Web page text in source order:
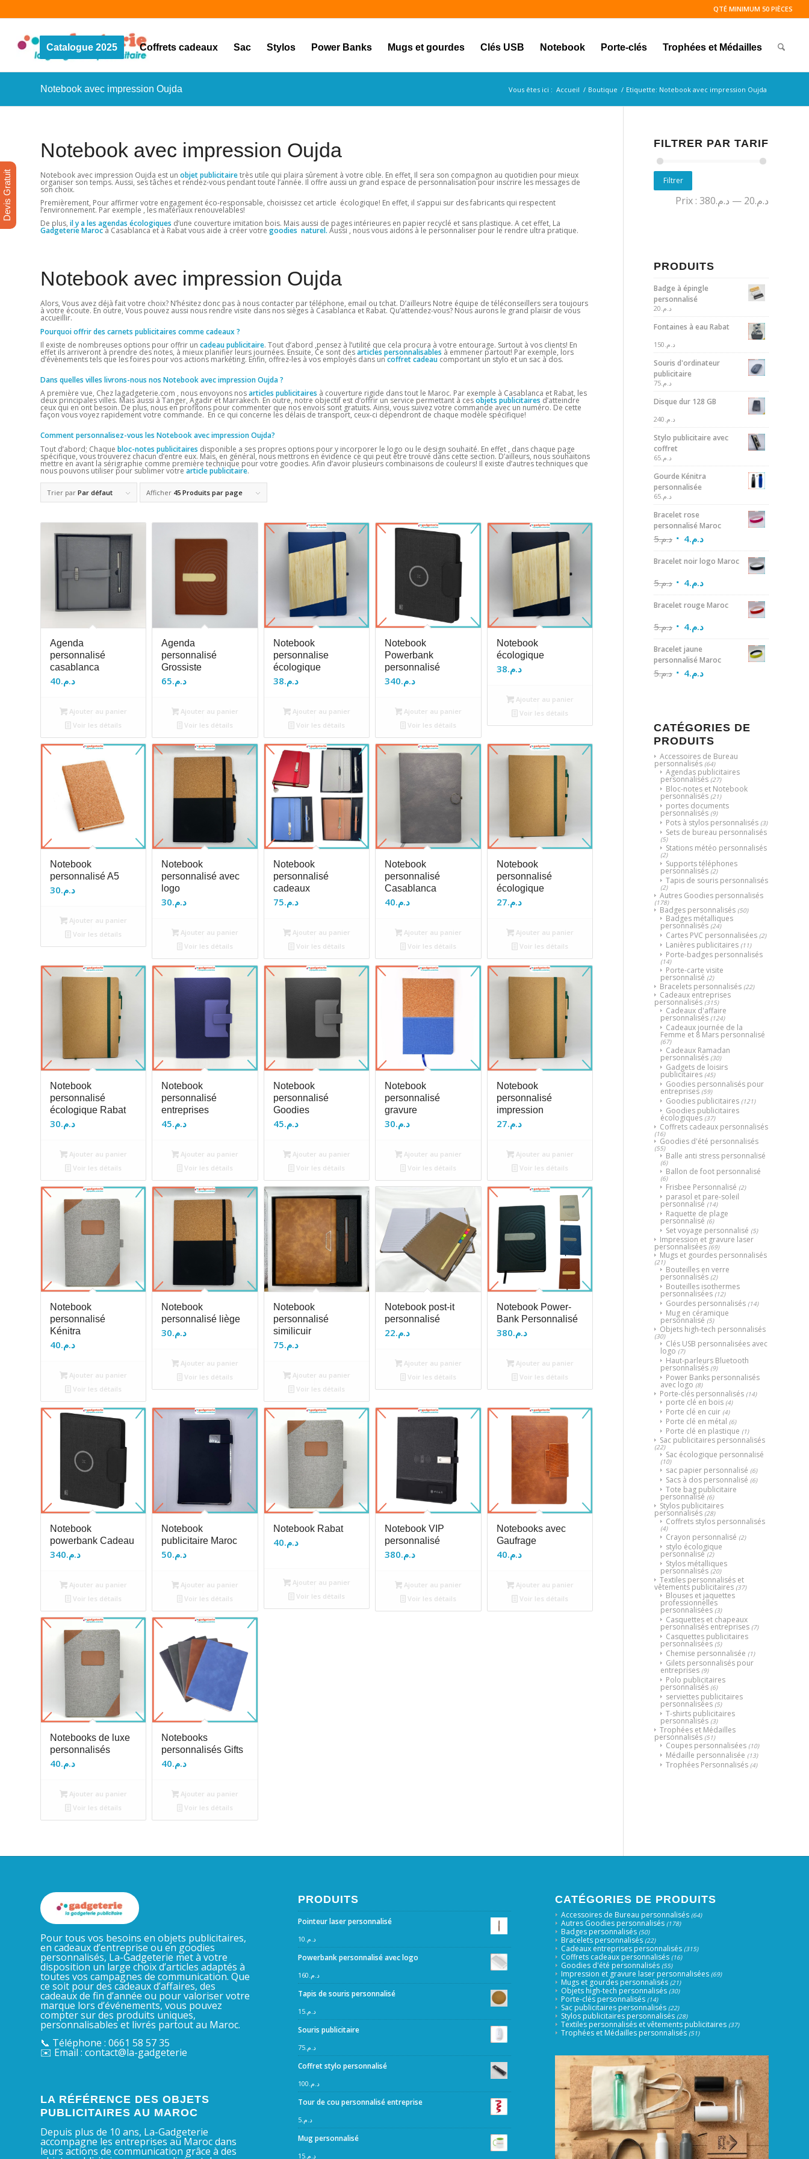
QTÉ MINIMUM 50 PIÈCES
Catalogue 2025 Coffrets cadeaux Sac Stylos Power Banks Mugs et gourdes Clés USB Notebook Porte-clés Trophées et Médailles
Notebook avec impression Oujda Vous êtes ici : Accueil / Boutique / Etiquette: Notebook avec impression Oujda
Notebook avec impression Oujda
Notebook avec impression Oujda est un objet publicitairetrès utile qui plaira sûrement à votre cible. En effet, Il sera son compagnon au quotidien pour mieux
organiser son temps. Aussi, ses tâches et rendez-vous pendant toute l’année. Il offre aussi un grand espace de personnalisation pour inscrire les messages de
son choix.
Premièrement, Pour affirmer votre engagement éco-responsable, choisissez cet article écologique! En effet, il s’appui sur des fabricants qui respectent
l’environnement. Par exemple , les matériaux renouvelables!
De plus, il y a les agendas écologiques d’une couverture imitation bois. Mais aussi de pages intérieures en papier recyclé et sans plastique. A cet effet, La
Gadgeterie Marocà Casablanca et à Rabat vous aide à créer votre goodies naturel. Aussi , nous vous aidons à le personnaliser pour le rendre ultra pratique.
Notebook avec impression Oujda
Alors, Vous avez déjà fait votre choix? N’hésitez donc pas à nous contacter par téléphone, email ou tchat. D’ailleurs Notre équipe de téléconseillers sera toujours
à votre écoute. En outre, Vous pouvez aussi nous rendre visite dans nos sièges à Casablanca et Rabat. Qu’attendez-vous? Nous aurons le grand plaisir de vous
accueillir.
Pourquoi offrir des carnets publicitaires comme cadeaux ?
Il existe de nombreuses options pour offrir un cadeau publicitaire. Tout d’abord ,pensez à l’utilité que cela procura à votre entourage. Surtout à vos clients! En
effet ils arriveront à prendre des notes, à mieux planifier leurs journées. Ensuite, Ce sont desarticles personnalisables à emmener partout! Par exemple, lors
d’évènements tels que les foires pour vos actions markéting. Enfin, offrez-les à vos employés dans uncoffret cadeau comportant un stylo et un sac à dos.
Dans quelles villes livrons-nous nos Notebook avec impression Oujda?
A première vue, Chez lagadgeterie.com , nous envoyons nosarticles publicitaires à couverture rigide dans tout le Maroc. Par exemple à Casablanca et Rabat, les
deux principales villes. Mais aussi à Tanger, Agadir et Marrakech. En outre, notre objectif est d’offrir un service permettant à cesobjets publicitaires d’atteindre
ceux qui en ont besoin. De plus, nous en profitons pour commenter que nos envois sont gratuits. Ainsi, vous suivez votre commande avec un numéro. De cette
façon vous voyez rapidement votre commande. En ce qui concerne les délais de transport, ceux-ci dépendront de chaque modèle spécifique!
Comment personnalisez-vous les Notebook avec impression Oujda?
Tout d’abord; Chaque bloc-notes publicitaires disponible a ses propres options pour y incorporer le logo ou le design souhaité. En effet , dans chaque page
spécifique, vous trouverez chacun d’entre eux. Mais, en général, nous mettrons en évidence ce qui peut être trouvé dans cette section. D’ailleurs, nous souhaitons
mettre en avant la sérigraphie comme première technique pour votre goodies. Afin d’avoir plusieurs combinaisons de couleurs! Il existe d’autres techniques que
nous pouvons utiliser pour sublimer votre article publicitaire.
Trier par Par défaut Afficher 45 Produits par page
Agenda
personnalisé
casablanca
د.م.40
Ajouter au panier
Voir les détails
Agenda
personnalisé
Grossiste
د.م.65
Ajouter au panier
Voir les détails
Notebook
personnalise
écologique
د.م.38
Ajouter au panier
Voir les détails
Notebook
Powerbank
personnalisé
د.م.340
Ajouter au panier
Voir les détails
Notebook
écologique
د.م.38
Ajouter au panier
Voir les détails
Notebook
personnalisé A5
د.م.30
Ajouter au panier
Voir les détails
Notebook
personnalisé avec
logo
د.م.30
Ajouter au panier
Voir les détails
Notebook
personnalisé
cadeaux
د.م.75
Ajouter au panier
Voir les détails
Notebook
personnalisé
Casablanca
د.م.40
Ajouter au panier
Voir les détails
Notebook
personnalisé
écologique
د.م.27
Ajouter au panier
Voir les détails
Notebook
personnalisé
écologique Rabat
د.م.30
Ajouter au panier
Voir les détails
Notebook
personnalisé
entreprises
د.م.45
Ajouter au panier
Voir les détails
Notebook
personnalisé
Goodies
د.م.45
Ajouter au panier
Voir les détails
Notebook
personnalisé
gravure
د.م.30
Ajouter au panier
Voir les détails
Notebook
personnalisé
impression
د.م.27
Ajouter au panier
Voir les détails
Notebook
personnalisé
Kénitra
د.م.40
Ajouter au panier
Voir les détails
Notebook
personnalisé liège
د.م.30
Ajouter au panier
Voir les détails
Notebook
personnalisé
similicuir
د.م.75
Ajouter au panier
Voir les détails
Notebook post-it
personnalisé
د.م.22
Ajouter au panier
Voir les détails
Notebook Power-
Bank Personnalisé
د.م.380
Ajouter au panier
Voir les détails
Notebook
powerbank Cadeau
د.م.340
Ajouter au panier
Voir les détails
Notebook
publicitaire Maroc
د.م.50
Ajouter au panier
Voir les détails
Notebook Rabat
د.م.40
Ajouter au panier
Voir les détails
Notebook VIP
personnalisé
د.م.380
Ajouter au panier
Voir les détails
Notebooks avec
Gaufrage
د.م.40
Ajouter au panier
Voir les détails
Notebooks de luxe
personnalisés
د.م.40
Ajouter au panier
Voir les détails
Notebooks
personnalisés Gifts
د.م.40
Ajouter au panier
Voir les détails
FILTRER PAR TARIF
Filtrer
Prix : د.م.20 — د.م.380
PRODUITS
Badge à épingle
personnalisé
د.م. 20
Fontaines à eau Rabat
د.م. 150
Souris d'ordinateur
publicitaire
د.م. 75
Disque dur 128 GB
د.م. 240
Stylo publicitaire avec
coffret
د.م. 65
Gourde Kénitra
personnalisée
د.م. 65
Bracelet rose
personnalisé Maroc
د.م.5 د.م.4
Bracelet noir logo Maroc
د.م.5 د.م.4
Bracelet rouge Maroc
د.م.5 د.م.4
Bracelet jaune
personnalisé Maroc
د.م.5 د.م.4
CATÉGORIES DE
PRODUITS
Accessoires de Bureau
personnalisés (64)
Agendas publicitaires
personnalisés (27)
Bloc-notes et Notebook
personnalisés (21)
portes documents
personnalisés (9)
Pots à stylos personnalisés (3)
Sets de bureau personnalisés
(5)
Stations météo personnalisés
(2)
Supports téléphones
personnalisés (2)
Tapis de souris personnalisés
(2)
Autres Goodies personnalisés
(178)
Badges personnalisés (50)
Badges métalliques
personnalisés (24)
Cartes PVC personnalisées (2)
Lanières publicitaires (11)
Porte-badges personnalisés
(14)
Porte-carte visite
personnalisé (2)
Bracelets personnalisés (22)
Cadeaux entreprises
personnalisés (315)
Cadeaux d'affaire
personnalisés (124)
Cadeaux journée de la
Femme et 8 Mars personnalisé
(67)
Cadeaux Ramadan
personnalisés (30)
Gadgets de loisirs
publicitaires (45)
Goodies personnalisés pour
entreprises (59)
Goodies publicitaires (121)
Goodies publicitaires
écologiques (37)
Coffrets cadeaux personnalisés
(16)
Goodies d'été personnalisés
(55)
Balle anti stress personnalisé
(6)
Ballon de foot personnalisé
(6)
Frisbee Personnalisé (2)
parasol et pare-soleil
personnalisé (14)
Raquette de plage
personnalisé (6)
Set voyage personnalisé (5)
Impression et gravure laser
personnalisées (69)
Mugs et gourdes personnalisés
(21)
Bouteilles en verre
personnalisés (2)
Bouteilles isothermes
personnalisées (12)
Gourdes personnalisés (14)
Mug en céramique
personnalisé (5)
Objets high-tech personnalisés
(30)
Clés USB personnalisées avec
logo (7)
Haut-parleurs Bluetooth
personnalisés (9)
Power Banks personnalisés
avec logo (8)
Porte-clés personnalisés (14)
porte clé en bois (4)
Porte clé en cuir (4)
Porte clé en métal (6)
Porte clé en plastique (1)
Sac publicitaires personnalisés
(22)
Sac écologique personnalisé
(10)
sac papier personnalisé (6)
Sacs à dos personnalisé (6)
Tote bag publicitaire
personnalisé (6)
Stylos publicitaires
personnalisés (28)
Coffrets stylos personnalisés
(4)
Crayon personnalisé (2)
stylo écologique
personnalisé (2)
Stylos métalliques
personnalisés (20)
Textiles personnalisés et
vêtements publicitaires (37)
Blouses et jaquettes
professionnelles
personnalisées (3)
Casquettes et chapeaux
personnalisés entreprises (7)
Casquettes publicitaires
personnalisées (5)
Chemise personnalisée (1)
Gilets personnalisés pour
entreprises (9)
Polo publicitaires
personnalisés (6)
serviettes publicitaires
personnalisées (5)
T-shirts publicitaires
personnalisés (3)
Trophées et Médailles
personnalisés (51)
Coupes personnalisées (10)
Médaille personnalisée (13)
Trophées Personnalisés (4)
Pour tous vos besoins en objets publicitaires,
en cadeaux d’entreprise ou en goodies
personnalisés, La-Gadgeterie met à votre
disposition un large choix d’articles adaptés à
toutes vos campagnes de communication. Que
ce soit pour des cadeaux d’affaires, des
cadeaux de fin d’année ou pour valoriser votre
marque lors d’événements, vous pouvez
compter sur des produits uniques,
personnalisables et livrés partout au Maroc.
📞 Téléphone : 0661 58 57 35
✉️ Email : contact@la-gadgeterie
LA RÉFÉRENCE DES OBJETS
PUBLICITAIRES AU MAROC
Depuis plus de 10 ans, La-Gadgeterie
accompagne les entreprises au Maroc dans
leurs actions de communication grâce à des
PRODUITS
Pointeur laser personnalisé
د.م.10
Powerbank personnalisé avec logo
د.م.160
Tapis de souris personnalisé
د.م.15
Souris publicitaire
د.م.75
Coffret stylo personnalisé
د.م.100
Tour de cou personnalisé entreprise
د.م.5
Mug personnalisé
د.م.15
CATÉGORIES DE PRODUITS
Accessoires de Bureau personnalisés (64)
Autres Goodies personnalisés (178)
Badges personnalisés (50)
Bracelets personnalisés (22)
Cadeaux entreprises personnalisés (315)
Coffrets cadeaux personnalisés (16)
Goodies d'été personnalisés (55)
Impression et gravure laser personnalisées (69)
Mugs et gourdes personnalisés (21)
Objets high-tech personnalisés (30)
Porte-clés personnalisés (14)
Sac publicitaires personnalisés (22)
Stylos publicitaires personnalisés (28)
Textiles personnalisés et vêtements publicitaires (37)
Trophées et Médailles personnalisés (51)
Devis Gratuit